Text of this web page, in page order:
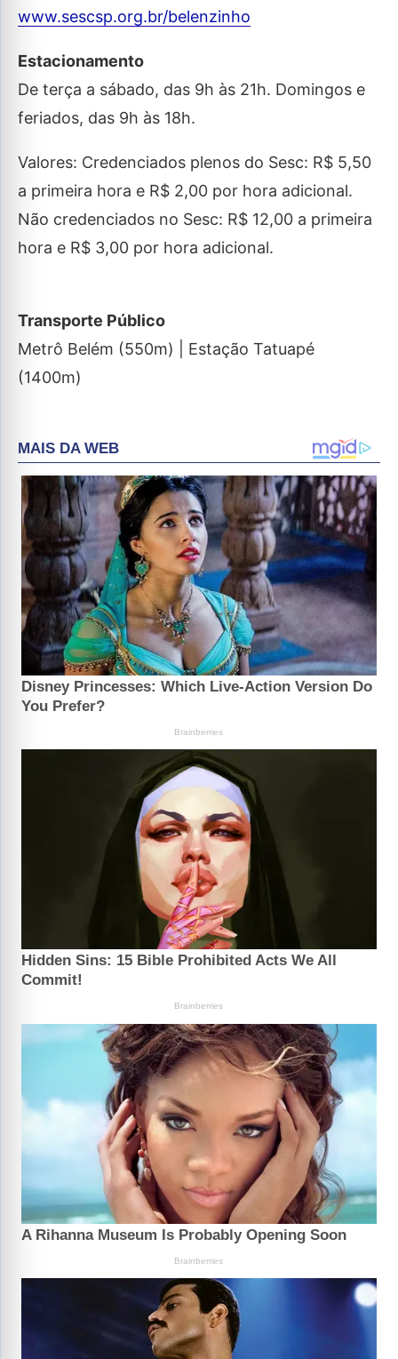
www.sescsp.org.br/belenzinho
Estacionamento
De terça a sábado, das 9h às 21h. Domingos e
feriados, das 9h às 18h.
Valores: Credenciados plenos do Sesc: R$ 5,50
a primeira hora e R$ 2,00 por hora adicional.
Não credenciados no Sesc: R$ 12,00 a primeira
hora e R$ 3,00 por hora adicional.
Transporte Público
Metrô Belém (550m) | Estação Tatuapé
(1400m)